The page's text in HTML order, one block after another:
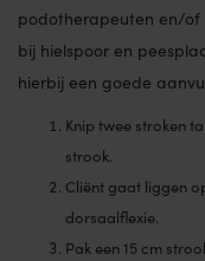
podotherapeuten en/
bij hielspoor en
hierbij een goede
Knip twee stroken
strook.
Cliënt gaat liggen
dorsaalflexie.
Pak een 15 cm